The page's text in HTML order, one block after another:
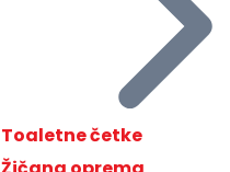
Toaletne četke